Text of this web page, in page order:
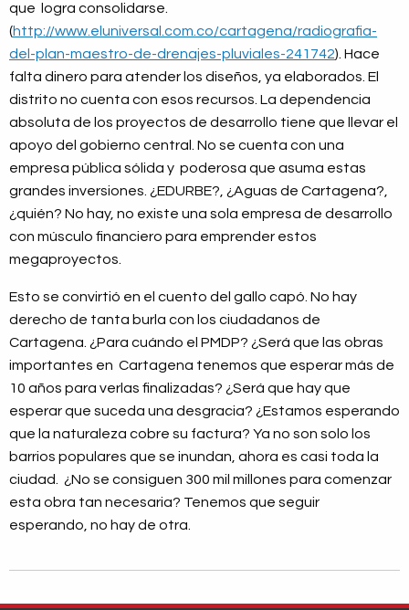
que logra consolidarse.
(http://www.eluniversal.com.co/cartagena/radiografia-
del-plan-maestro-de-drenajes-pluviales-241742). Hace
falta dinero para atender los diseños, ya elaborados. El
distrito no cuenta con esos recursos. La dependencia
absoluta de los proyectos de desarrollo tiene que llevar el
apoyo del gobierno central. No se cuenta con una
empresa pública sólida y poderosa que asuma estas
grandes inversiones. ¿EDURBE?, ¿Aguas de Cartagena?,
¿quién? No hay, no existe una sola empresa de desarrollo
con músculo financiero para emprender estos
megaproyectos.
Esto se convirtió en el cuento del gallo capó. No hay
derecho de tanta burla con los ciudadanos de
Cartagena. ¿Para cuándo el PMDP? ¿Será que las obras
importantes en Cartagena tenemos que esperar más de
10 años para verlas finalizadas? ¿Será que hay que
esperar que suceda una desgracia? ¿Estamos esperando
que la naturaleza cobre su factura? Ya no son solo los
barrios populares que se inundan, ahora es casi toda la
ciudad. ¿No se consiguen 300 mil millones para comenzar
esta obra tan necesaria? Tenemos que seguir
esperando, no hay de otra.